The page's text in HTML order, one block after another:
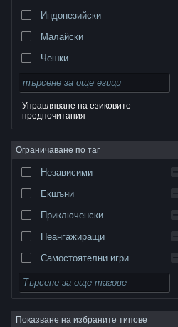
търговски марки принадлежат на съответните им
собственици в САЩ и други страни.
поверителност
Юридическа информация
Достъпност|Условия за ползване на Steam|
Индонезийски
Малайски
Чешки
Датски
Английски
Испански — Испания
Управляване на езиковите
предпочитания
Ограничаване по таг
Независими
Екшъни
Приключенски
Неангажиращи
Самостоятелни игри
Симулации
Ролеви
Стратегии
Показване на избраните типове